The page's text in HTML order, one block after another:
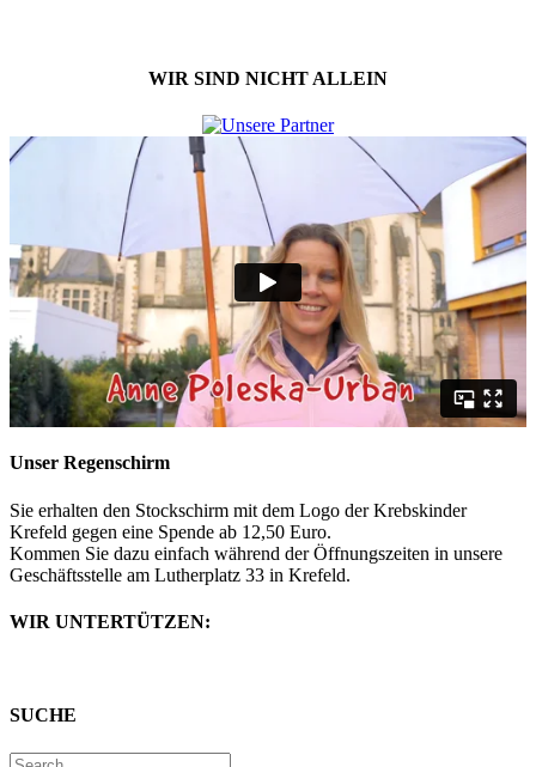
WIR SIND NICHT ALLEIN
Unser Regenschirm
Sie erhalten den Stockschirm mit dem Logo der Krebskinder
Krefeld gegen eine Spende ab 12,50 Euro.
Kommen Sie dazu einfach während der Öffnungszeiten in unsere
Geschäftsstelle am Lutherplatz 33 in Krefeld.
WIR UNTERTÜTZEN:
SUCHE
Search